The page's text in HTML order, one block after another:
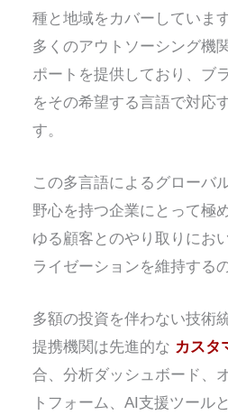
種と地域をカバーしていま
多くのアウトソーシング機
ポートを提供しており、ブ
をその希望する言語で対応
す。
この多言語によるグローバ
野心を持つ企業にとって極
ゆる顧客とのやり取りにお
ライゼーションを維持する
多額の投資を伴わない技術
提携機関は先進的な カスタ
合、分析ダッシュボード、
トフォーム、AI支援ツール